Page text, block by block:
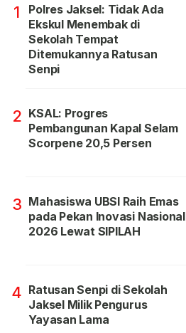
1
Polres Jaksel: Tidak Ada
Ekskul Menembak di
Sekolah Tempat
Ditemukannya Ratusan
Senpi
2 KSAL: Progres
Pembangunan Kapal Selam
Scorpene 20,5 Persen
3 Mahasiswa UBSI Raih Emas
pada Pekan Inovasi Nasional
2026 Lewat SIPILAH
4 Ratusan Senpi di Sekolah
Jaksel Milik Pengurus
Yayasan Lama